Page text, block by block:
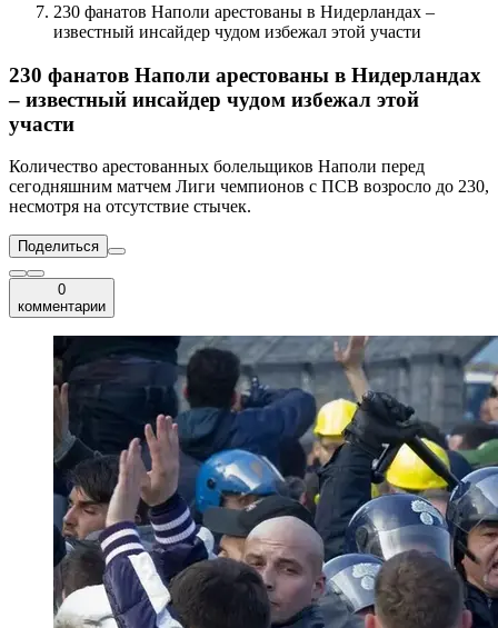
230 фанатов Наполи арестованы в Нидерландах –
известный инсайдер чудом избежал этой участи
230 фанатов Наполи арестованы в Нидерландах
– известный инсайдер чудом избежал этой
участи
Количество арестованных болельщиков Наполи перед
сегодняшним матчем Лиги чемпионов с ПСВ возросло до 230,
несмотря на отсутствие стычек.
Поделиться
0
комментарии